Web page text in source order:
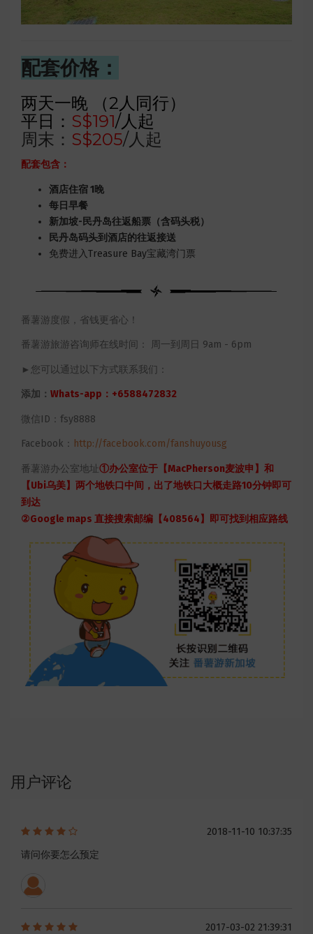
配套价格：
两天一晚 （2人同行）
平日： S$191/人起
周末： S$205/人起
配套包含：
酒店住宿 1晚
每日早餐
新加坡-民丹岛往返船票（含码头税）
民丹岛码头到酒店的往返接送
免费进入Treasure Bay宝藏湾门票
番薯游度假，省钱更省心！
番薯游旅游咨询师在线时间： 周一到周日 9am - 6pm
►您可以通过以下方式联系我们：
添加： Whats-app：+6588472832
微信ID：fsy8888
Facebook： http://facebook.com/fanshuyousg
番薯游办公室地址 ①办公室位于【MacPherson麦波申】和
【Ubi乌美】两个地铁口中间，出了地铁口大概走路10分钟即可
到达
②Google maps 直接搜索邮编【408564】即可找到相应路线
用户评论
2018-11-10 10:37:35
请问你要怎么预定
2017-03-02 21:39:31